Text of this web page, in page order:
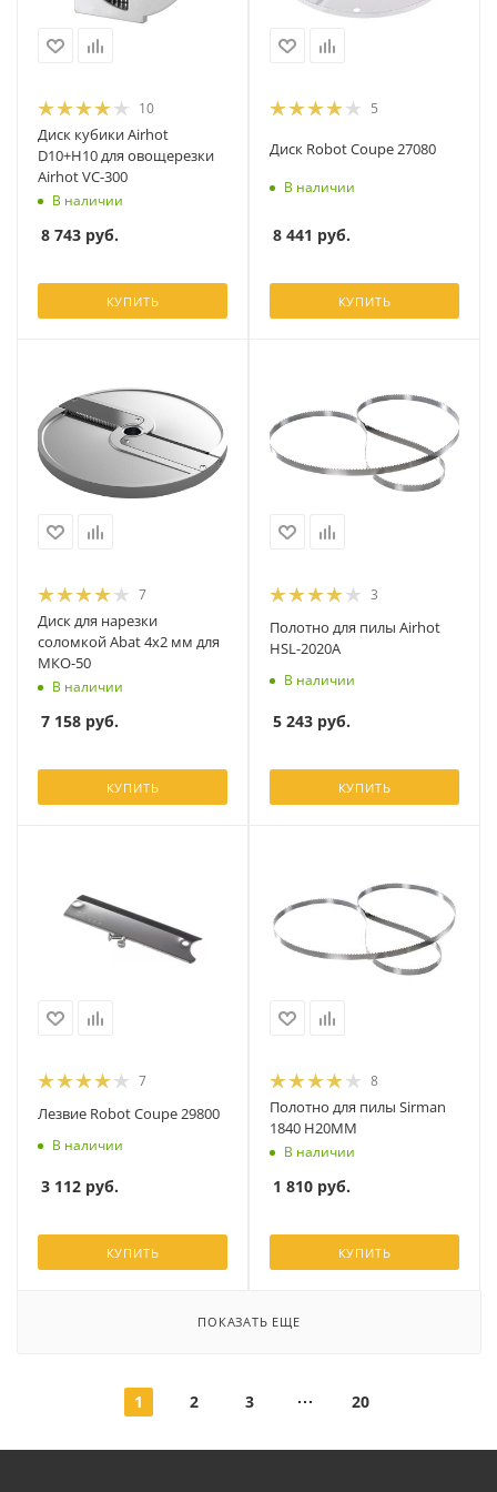
10
Диск кубики Airhot
D10+H10 для овощерезки
Airhot VC-300
В наличии
8 743 руб.
КУПИТЬ
5
Диск Robot Coupe 27080
В наличии
8 441 руб.
КУПИТЬ
7
Диск для нарезки
соломкой Abat 4х2 мм для
МКО-50
В наличии
7 158 руб.
КУПИТЬ
3
Полотно для пилы Airhot
HSL-2020A
В наличии
5 243 руб.
КУПИТЬ
7
Лезвие Robot Coupe 29800
В наличии
3 112 руб.
КУПИТЬ
8
Полотно для пилы Sirman
1840 H20ММ
В наличии
1 810 руб.
КУПИТЬ
ПОКАЗАТЬ ЕЩЕ
1 2 3 20